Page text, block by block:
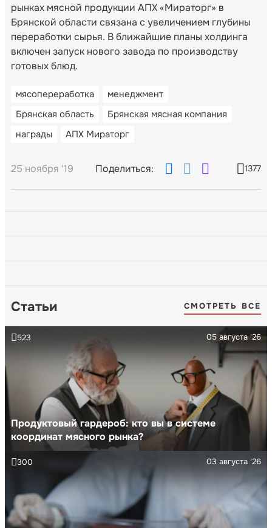
рынках мясной продукции АПХ «Мираторг» в
Брянской области связана с увеличением глубины
переработки сырья. В ближайшие планы холдинга
включен запуск нового завода по производству
готовых блюд.
мясопереработка
менеджмент
Брянская область
Брянская мясная компания
награды
АПХ Мираторг
25 ноября '19 Поделиться: 1377
Статьи СМОТРЕТЬ ВСЕ
Продуктовый гардероб: кто вы в системе
координат мясного рынка?
05 августа '26
523
03 августа '26
300